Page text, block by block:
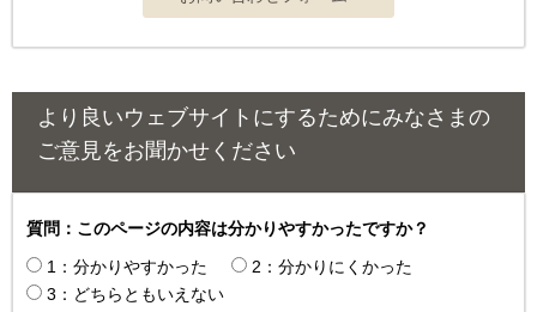
より良いウェブサイトにするためにみなさまの
ご意見をお聞かせください
質問：このページの内容は分かりやすかったですか？
1：分かりやすかった
2：分かりにくかった
3：どちらともいえない